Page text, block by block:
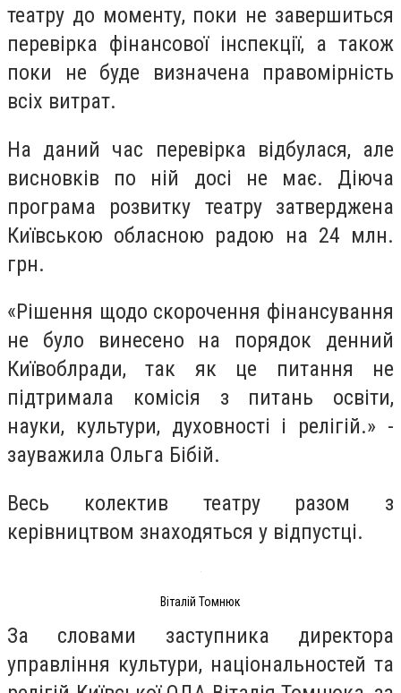
театру до моменту, поки не завершиться
перевірка фінансової інспекції, а також
поки не буде визначена правомірність
всіх витрат.
На даний час перевірка відбулася, але
висновків по ній досі не має. Діюча
програма розвитку театру затверджена
Київською обласною радою на 24 млн.
грн.
«Рішення щодо скорочення фінансування
не було винесено на порядок денний
Київоблради, так як це питання не
підтримала комісія з питань освіти,
науки, культури, духовності і релігій.» -
зауважила Ольга Бібій.
Весь колектив театру разом з
керівництвом знаходяться у відпустці.
Віталій Томнюк
За словами заступника директора
управління культури, національностей та